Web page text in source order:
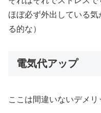
ほぼ必ず外出している
る的な）
電気代アップ
ここは間違いないデメリ